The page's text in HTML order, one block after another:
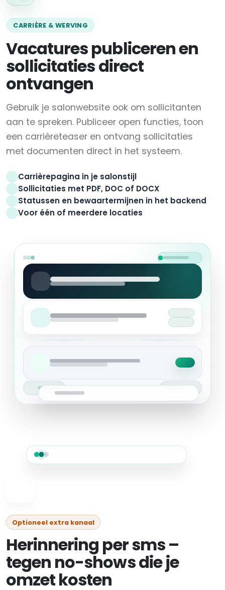
CARRIÈRE & WERVING
Vacatures publiceren en
sollicitaties direct
ontvangen
Gebruik je salonwebsite ook om sollicitanten
aan te spreken. Publiceer open functies, toon
een carrièreteaser en ontvang sollicitaties
met documenten direct in het systeem.
Carrièrepagina in je salonstijl
Sollicitaties met PDF, DOC of DOCX
Statussen en bewaartermijnen in het backend
Voor één of meerdere locaties
Optioneel extra kanaal
Herinnering per sms –
tegen no-shows die je
omzet kosten